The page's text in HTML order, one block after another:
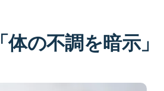
の不調を暗示」